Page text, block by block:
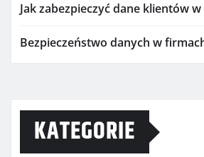
Jak zabezpieczyć dane klientów
Bezpieczeństwo danych w
KATEGORIE